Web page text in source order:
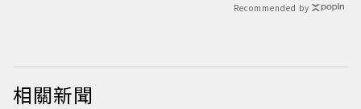
Recommended by
相關新聞